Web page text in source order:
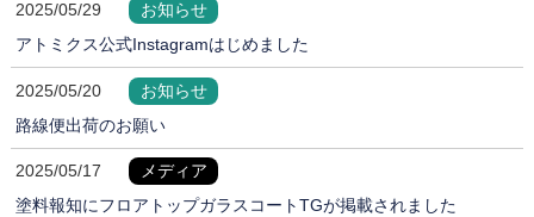
2025/05/29
お知らせ
アトミクス公式Instagramはじめました
2025/05/20
お知らせ
路線便出荷のお願い
2025/05/17
メディア
塗料報知にフロアトップガラスコートTGが掲載されました